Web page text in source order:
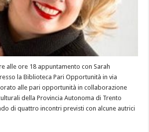
alle ore 18 appuntamento con Sarah
la Biblioteca Pari Opportunità in via
alle pari opportunità in collaborazione
della Provincia Autonoma di Trento
di quattro incontri previsti con alcune autrici